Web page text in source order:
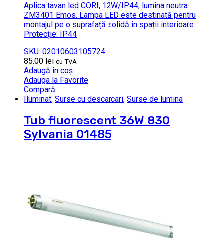
Aplica tavan led CORI, 12W/IP44, lumina neutra
ZM3401 Emos. Lampa LED este destinată pentru
montajul pe o suprafață solidă în spații interioare.
Protecție: IP44
SKU: 02010603105724
85.00 lei cu TVA
Adaugă în coș
Adauga la Favorite
Compară
Iluminat, Surse cu descarcari, Surse de lumina
Tub fluorescent 36W 830
Sylvania 01485